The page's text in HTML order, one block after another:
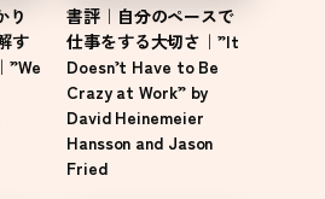
り
す
”We
書評｜自分のペースで
仕事をする大切さ｜”It
Doesn’t Have to Be
Crazy at Work” by
David Heinemeier
Hansson and Jason
Fried